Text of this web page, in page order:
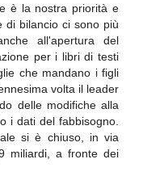
è la nostra priorità e
di bilancio ci sono più
all'apertura del
per i libri di testi
che mandano i figli
volta il leader
delle modifiche alla
i dati del fabbisogno.
si è chiuso, in via
miliardi, a fronte dei